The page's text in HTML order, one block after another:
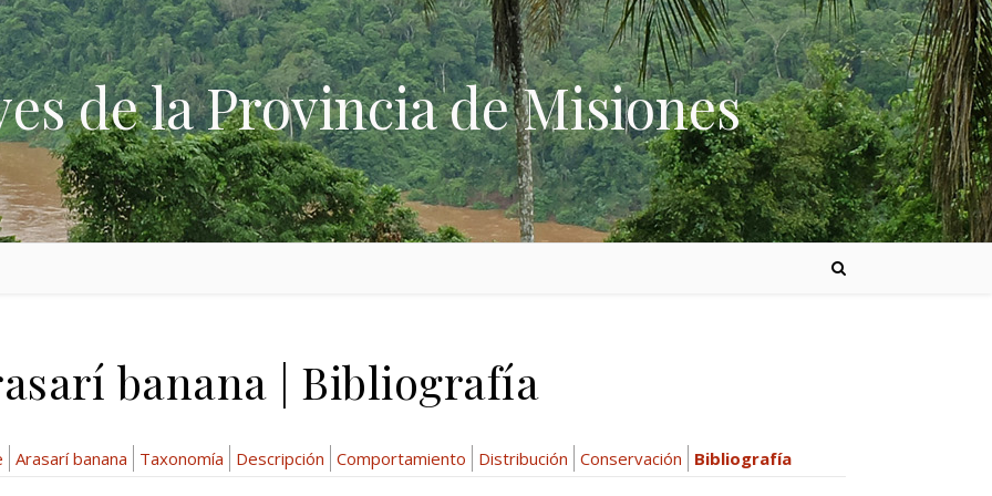
de la Provincia de Misiones
banana | Bibliografía
Arasarí banana Taxonomía Descripción Comportamiento Distribución Conservación Bibliografía